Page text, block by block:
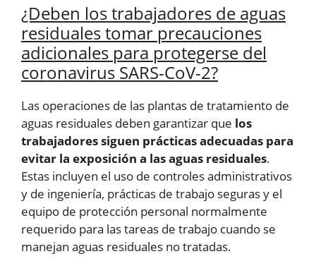
¿Deben los trabajadores de aguas
residuales tomar precauciones
adicionales para protegerse del
coronavirus SARS-CoV-2?
Las operaciones de las plantas de tratamiento de
aguas residuales deben garantizar que los
trabajadores siguen prácticas adecuadas para
evitar la exposición a las aguas residuales.
Estas incluyen el uso de controles administrativos
y de ingeniería, prácticas de trabajo seguras y el
equipo de protección personal normalmente
requerido para las tareas de trabajo cuando se
manejan aguas residuales no tratadas.